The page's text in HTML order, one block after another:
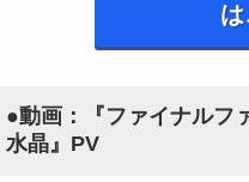
●動画：『ファイナルフ
水晶』PV